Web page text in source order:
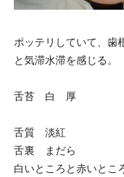
ポッテリしていて、歯
と気滞水滞を感じる。
舌苔 白 厚
舌質 淡紅
舌裏 まだら
白いところと赤いとこ